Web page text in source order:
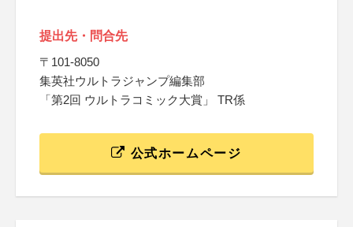
提出先・問合先
〒101-8050
集英社ウルトラジャンプ編集部
「第2回 ウルトラコミック大賞」 TR係
公式ホームページ